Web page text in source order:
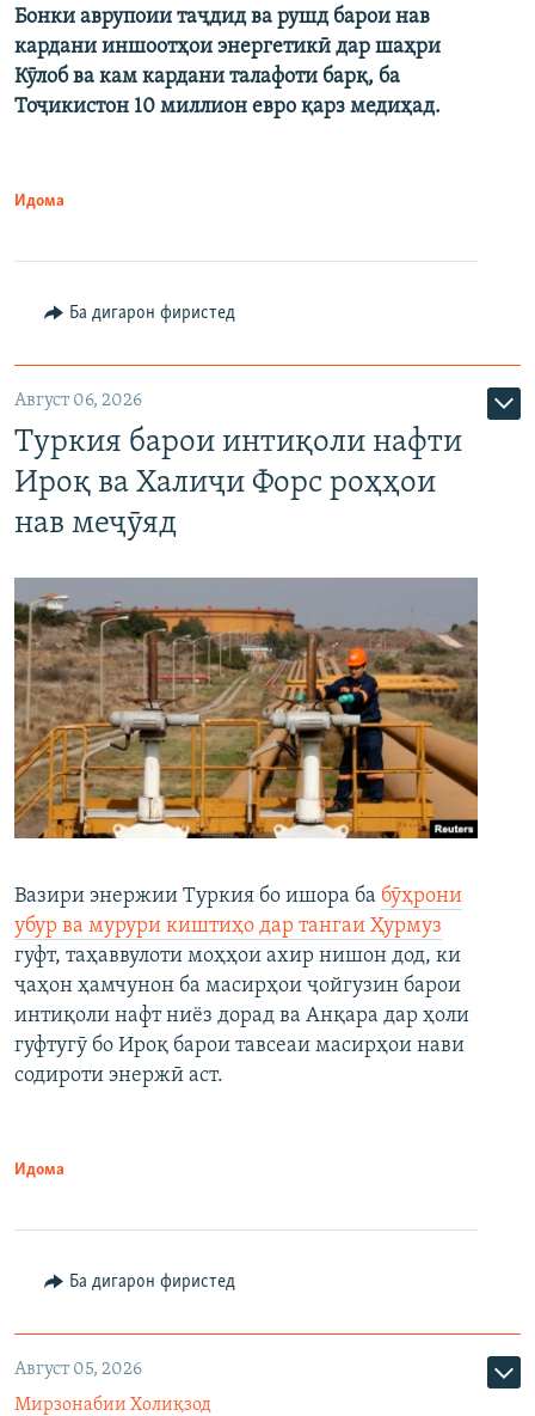
Бонки аврупоии таҷдид ва рушд барои нав
кардани иншоотҳои энергетикӣ дар шаҳри
Кӯлоб ва кам кардани талафоти барқ, ба
Тоҷикистон 10 миллион евро қарз медиҳад.
Идома
Ба дигарон фиристед
Август 06, 2026
Туркия барои интиқоли нафти
Ироқ ва Халиҷи Форс роҳҳои
нав меҷӯяд
Вазири энержии Туркия бо ишора ба бӯҳрони
убур ва мурури киштиҳо дар тангаи Ҳурмуз
гуфт, таҳаввулоти моҳҳои ахир нишон дод, ки
ҷаҳон ҳамчунон ба масирҳои ҷойгузин барои
интиқоли нафт ниёз дорад ва Анқара дар ҳоли
гуфтугӯ бо Ироқ барои тавсеаи масирҳои нави
содироти энержӣ аст.
Идома
Ба дигарон фиристед
Август 05, 2026
Мирзонабии Холиқзод